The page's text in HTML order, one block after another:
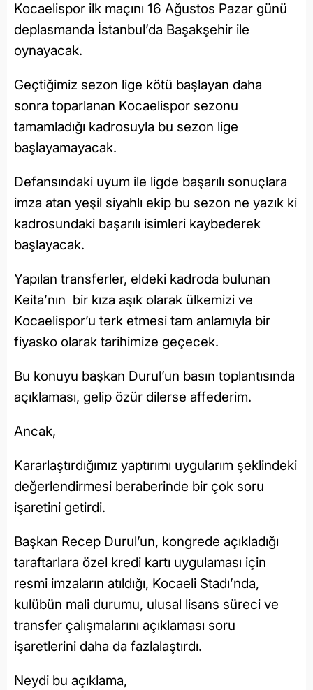
Kocaelispor ilk maçını 16 Ağustos Pazar günü
deplasmanda İstanbul’da Başakşehir ile
oynayacak.
Geçtiğimiz sezon lige kötü başlayan daha
sonra toparlanan Kocaelispor sezonu
tamamladığı kadrosuyla bu sezon lige
başlayamayacak.
Defansındaki uyum ile ligde başarılı sonuçlara
imza atan yeşil siyahlı ekip bu sezon ne yazık ki
kadrosundaki başarılı isimleri kaybederek
başlayacak.
Yapılan transferler, eldeki kadroda bulunan
Keita’nın bir kıza aşık olarak ülkemizi ve
Kocaelispor’u terk etmesi tam anlamıyla bir
fiyasko olarak tarihimize geçecek.
Bu konuyu başkan Durul’un basın toplantısında
açıklaması, gelip özür dilerse affederim.
Ancak,
Kararlaştırdığımız yaptırımı uygularım şeklindeki
değerlendirmesi beraberinde bir çok soru
işaretini getirdi.
Başkan Recep Durul’un, kongrede açıkladığı
taraftarlara özel kredi kartı uygulaması için
resmi imzaların atıldığı, Kocaeli Stadı’nda,
kulübün mali durumu, ulusal lisans süreci ve
transfer çalışmalarını açıklaması soru
işaretlerini daha da fazlalaştırdı.
Neydi bu açıklama,